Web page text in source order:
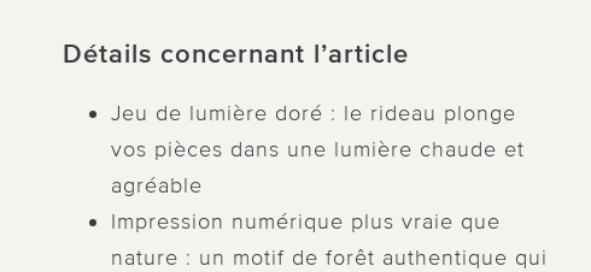
Détails concernant l’article
Jeu de lumière doré : le rideau plonge
vos pièces dans une lumière chaude et
agréable
Impression numérique plus vraie que
nature : un motif de forêt authentique qui